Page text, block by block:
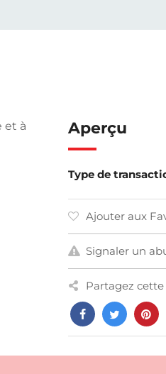
et à
Aperçu
Type de
Ajouter aux
Signaler un
Partagez